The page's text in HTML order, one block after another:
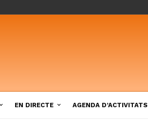
EN DIRECTE AGENDA D’ACTIVITATS